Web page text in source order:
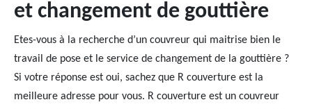
et changement de gouttière
Etes-vous à la recherche d’un couvreur qui maitrise bien le
travail de pose et le service de changement de la gouttière ?
Si votre réponse est oui, sachez que R couverture est la
meilleure adresse pour vous. R couverture est un couvreur